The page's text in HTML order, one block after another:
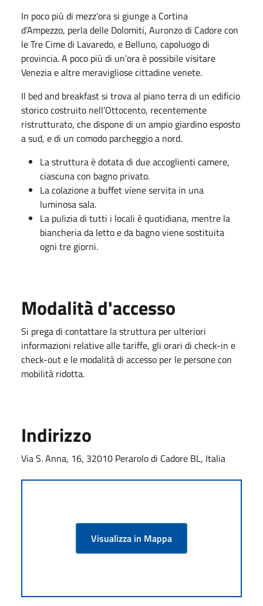
In poco più di mezz’ora si giunge a Cortina
d’Ampezzo, perla delle Dolomiti, Auronzo di Cadore con
le Tre Cime di Lavaredo, e Belluno, capoluogo di
provincia. A poco più di un’ora è possibile visitare
Venezia e altre meravigliose cittadine venete.
Il bed and breakfast si trova al piano terra di un edificio
storico costruito nell’Ottocento, recentemente
ristrutturato, che dispone di un ampio giardino esposto
a sud, e di un comodo parcheggio a nord.
La struttura è dotata di due accoglienti camere,
ciascuna con bagno privato.
La colazione a buffet viene servita in una
luminosa sala.
La pulizia di tutti i locali è quotidiana, mentre la
biancheria da letto e da bagno viene sostituita
ogni tre giorni.
Modalità d'accesso
Si prega di contattare la struttura per ulteriori
informazioni relative alle tariffe, gli orari di check-in e
check-out e le modalità di accesso per le persone con
mobilità ridotta.
Indirizzo
Via S. Anna, 16, 32010 Perarolo di Cadore BL, Italia
Visualizza in Mappa